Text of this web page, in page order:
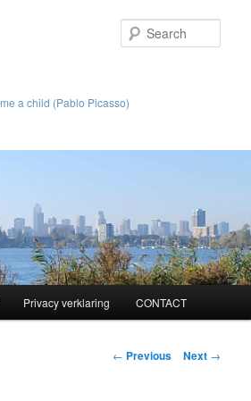
a child (Pablo Picasso)
Privacy verklaring CONTACT
Post
← Previous Next →